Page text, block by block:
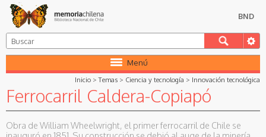
BND
Menú
Inicio >Temas > Ciencia y tecnología > Innovación tecnológica
Ferrocarril Caldera-Copiapó
Obra de William Wheelwright, el primer ferrocarril de Chile se